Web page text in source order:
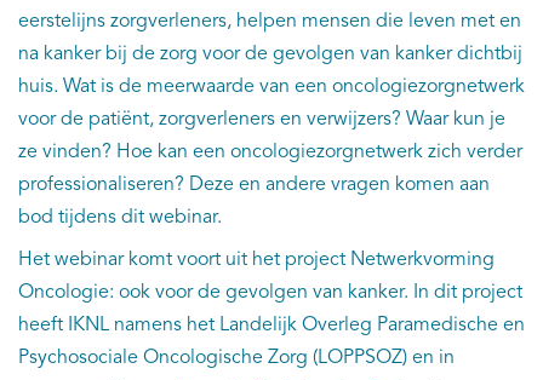
eerstelijns zorgverleners, helpen mensen die leven met en
na kanker bij de zorg voor de gevolgen van kanker dichtbij
huis. Wat is de meerwaarde van een oncologiezorgnetwerk
voor de patiënt, zorgverleners en verwijzers? Waar kun je
ze vinden? Hoe kan een oncologiezorgnetwerk zich verder
professionaliseren? Deze en andere vragen komen aan
bod tijdens dit webinar.
Het webinar komt voort uit het project Netwerkvorming
Oncologie: ook voor de gevolgen van kanker. In dit project
heeft IKNL namens het Landelijk Overleg Paramedische en
Psychosociale Oncologische Zorg (LOPPSOZ) en in